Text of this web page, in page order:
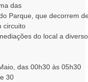
das
Parque, que decorrem
circuito
do local a
das 00h30 às 05h30
30